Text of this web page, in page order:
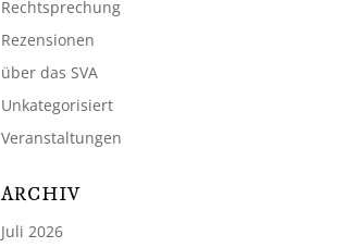
Rechtsprechung
Rezensionen
über das SVA
Unkategorisiert
Veranstaltungen
ARCHIV
Juli 2026